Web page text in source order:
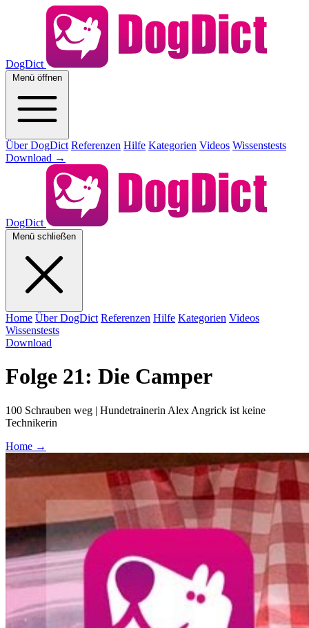
DogDict
Menü öffnen
Über DogDict Referenzen Hilfe Kategorien Videos Wissenstests
Download →
DogDict
Menü schließen
Home Über DogDict Referenzen Hilfe Kategorien Videos
Wissenstests
Download
Folge 21: Die Camper
100 Schrauben weg | Hundetrainerin Alex Angrick ist keine
Technikerin
Home →